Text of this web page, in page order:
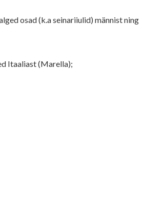
osad (k.a seinariiulid) männist ning
Itaaliast (Marella);